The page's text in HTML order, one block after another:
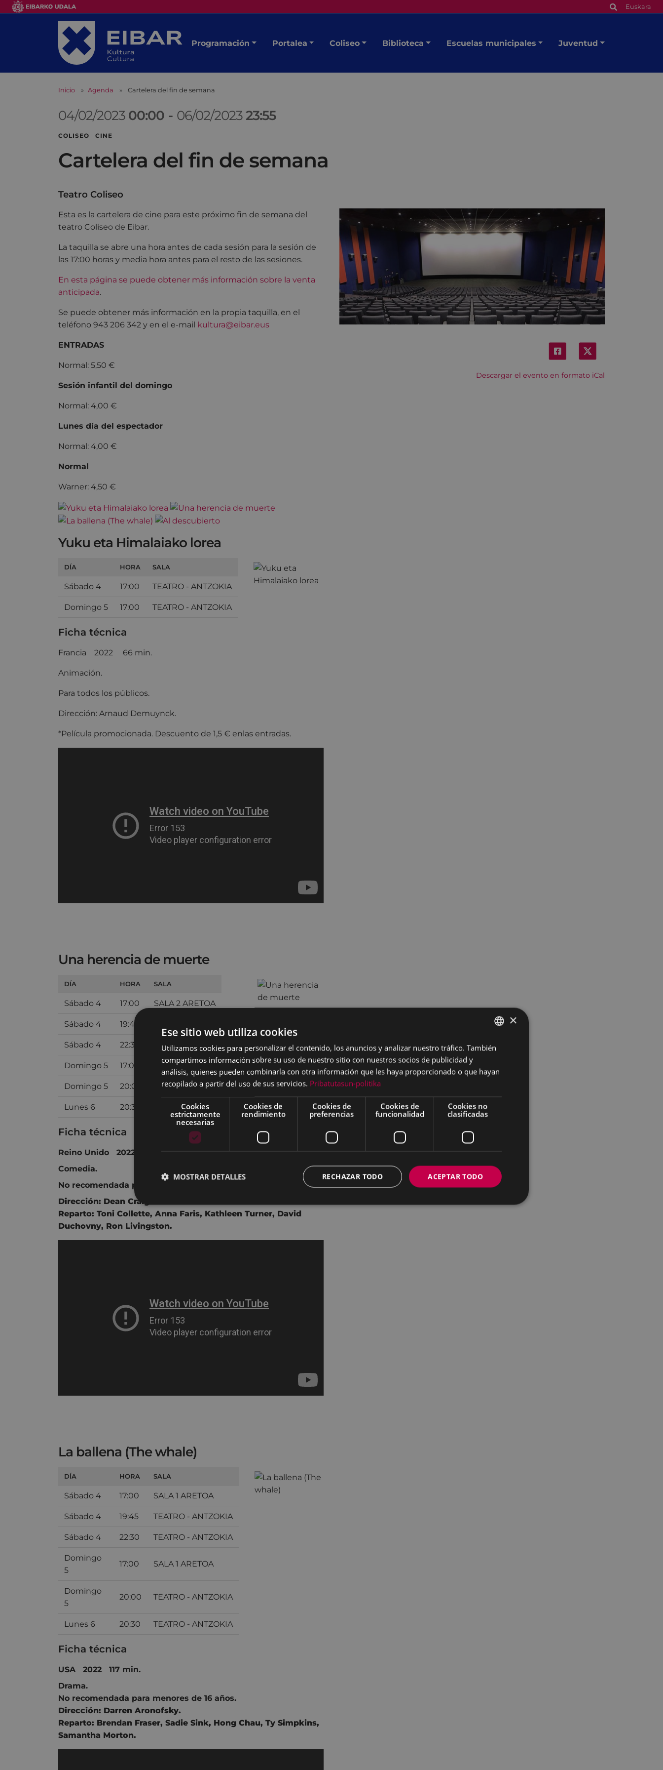
Euskara
Programación Portalea Coliseo Biblioteca Escuelas municipales Juventud
Inicio Agenda Cartelera del fin de semana
04/02/2023 00:00 - 06/02/202323:55
COLISEO CINE
Cartelera del fin de semana
Teatro Coliseo
Descargar el evento en formato iCal
Esta es la cartelera de cine para este próximo fin de semana del
teatro Coliseo de Eibar.
La taquilla se abre una hora antes de cada sesión para la sesión de
las 17:00 horas y media hora antes para el resto de las sesiones.
En esta página se puede obtener más información sobre la venta
anticipada.
Se puede obtener más información en la propia taquilla, en el
teléfono 943 206 342 y en el e-mail kultura@eibar.eus
ENTRADAS
Normal: 5,50 €
Sesión infantil del domingo
Normal: 4,00 €
Lunes día del espectador
Normal: 4,00 €
Normal
Warner: 4,50 €
Yuku eta Himalaiako lorea
DÍA HORA SALA
Sábado 4 17:00 TEATRO - ANTZOKIA
Domingo 5 17:00 TEATRO - ANTZOKIA
Ficha técnica
Francia 2022 66 min.
Animación.
Para todos los públicos.
Dirección: Arnaud Demuynck.
*Película promocionada. Descuento de 1,5 € enlas entradas.
Una herencia de muerte
DÍA HORA SALA
Sábado 4 17:00 SALA 2 ARETOA
Sábado 4 19:45
Sábado 4 22:30 SALA 2 ARETOA
Domingo 5 17:00 SALA 2 ARETOA
Domingo 5 20:00 SALA 2 ARETOA
Lunes 6 20:30 SALA 2 ARETOA
Ficha técnica
Reino Unido 2022 91 min.
Comedia.
No recomendada para menores de 16 años.
Dirección: Dean Craig
Reparto: Toni Collette, Anna Faris, Kathleen Turner, David
Duchovny, Ron Livingston.
La ballena (The whale)
DÍA HORA SALA
Sábado 4 17:00 SALA 1 ARETOA
Sábado 4 19:45 TEATRO - ANTZOKIA
Sábado 4 22:30 TEATRO - ANTZOKIA
Domingo
5
17:00 SALA 1 ARETOA
Domingo
5
20:00 TEATRO - ANTZOKIA
Lunes 6 20:30 TEATRO - ANTZOKIA
Ficha técnica
USA 2022 117 min.
Drama.
No recomendada para menores de 16 años.
Dirección: Darren Aronofsky.
Reparto: Brendan Fraser, Sadie Sink, Hong Chau, Ty Simpkins,
Samantha Morton.
BASQUE
×
Ese sitio web utiliza cookies
Utilizamos cookies para personalizar el contenido, los anuncios y analizar nuestro tráfico. También
compartimos información sobre su uso de nuestro sitio con nuestros socios de publicidad y
análisis, quienes pueden combinarla con otra información que les haya proporcionado o que hayan
recopilado a partir del uso de sus servicios. Pribatutasun-politika
Cookies
estrictamente
necesarias
Cookies de
rendimiento
Cookies de
preferencias
Cookies de
funcionalidad
Cookies no
clasificadas
ACEPTAR TODO
RECHAZAR TODO
MOSTRAR DETALLES